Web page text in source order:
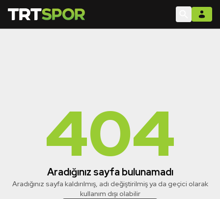
404
Aradığınız sayfa bulunamadı
Aradığınız sayfa kaldırılmış, adı değiştirilmiş ya da geçici olarak
kullanım dışı olabilir